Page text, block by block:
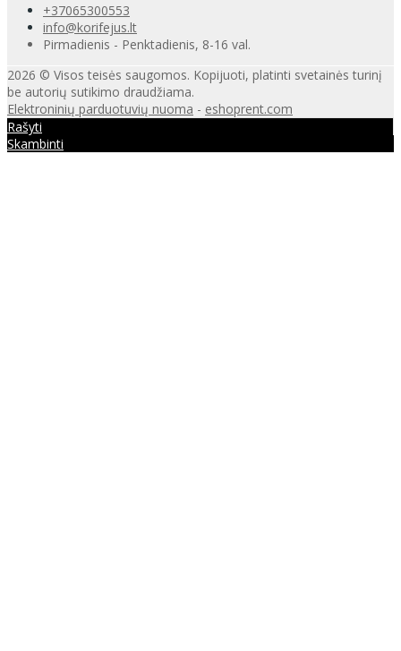
+37065300553
info@korifejus.lt
Pirmadienis - Penktadienis, 8-16 val.
2026 © Visos teisės saugomos. Kopijuoti, platinti svetainės turinį
be autorių sutikimo draudžiama.
Elektroninių parduotuvių nuoma - eshoprent.com
Rašyti
Skambinti